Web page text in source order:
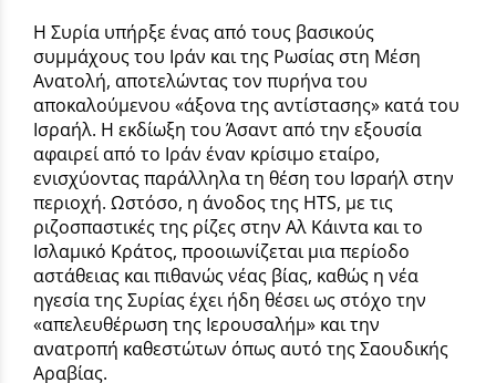
Η Συρία υπήρξε ένας από τους βασικούς
συμμάχους του Ιράν και της Ρωσίας στη Μέση
Ανατολή, αποτελώντας τον πυρήνα του
αποκαλούμενου «άξονα της αντίστασης» κατά του
Ισραήλ. Η εκδίωξη του Άσαντ από την εξουσία
αφαιρεί από το Ιράν έναν κρίσιμο εταίρο,
ενισχύοντας παράλληλα τη θέση του Ισραήλ στην
περιοχή. Ωστόσο, η άνοδος της HTS, με τις
ριζοσπαστικές της ρίζες στην Αλ Κάιντα και το
Ισλαμικό Κράτος, προοιωνίζεται μια περίοδο
αστάθειας και πιθανώς νέας βίας, καθώς η νέα
ηγεσία της Συρίας έχει ήδη θέσει ως στόχο την
«απελευθέρωση της Ιερουσαλήμ» και την
ανατροπή καθεστώτων όπως αυτό της Σαουδικής
Αραβίας.